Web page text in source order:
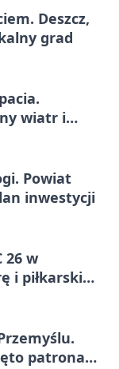
Deszcz,
grad
wiatr i
Powiat
inwestycji
26 w
i piłkarski
patrona